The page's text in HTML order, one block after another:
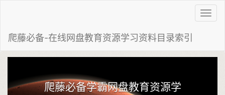
爬藤必备-在线网盘教育资源学习资料目录索引
爬藤必备学霸网盘教育资源学